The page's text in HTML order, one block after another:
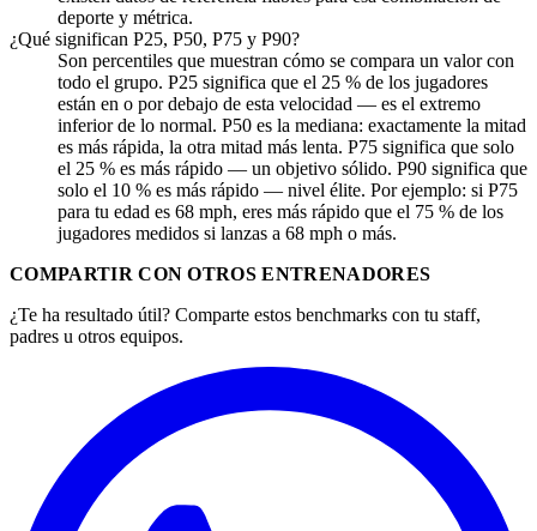
deporte y métrica.
¿Qué significan P25, P50, P75 y P90?
Son percentiles que muestran cómo se compara un valor con
todo el grupo. P25 significa que el 25 % de los jugadores
están en o por debajo de esta velocidad — es el extremo
inferior de lo normal. P50 es la mediana: exactamente la mitad
es más rápida, la otra mitad más lenta. P75 significa que solo
el 25 % es más rápido — un objetivo sólido. P90 significa que
solo el 10 % es más rápido — nivel élite. Por ejemplo: si P75
para tu edad es 68 mph, eres más rápido que el 75 % de los
jugadores medidos si lanzas a 68 mph o más.
COMPARTIR CON OTROS ENTRENADORES
¿Te ha resultado útil? Comparte estos benchmarks con tu staff,
padres u otros equipos.